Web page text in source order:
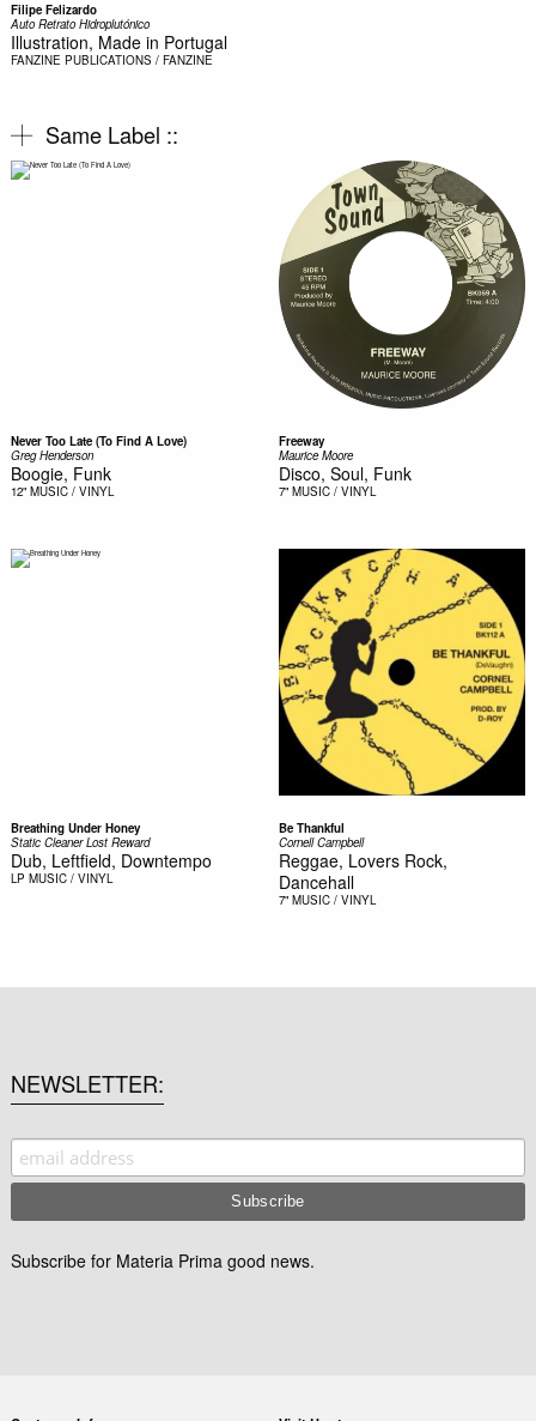
Filipe Felizardo
Auto Retrato Hidroplutónico
Illustration, Made in Portugal
FANZINE PUBLICATIONS / FANZINE
Same Label ::
Never Too Late (To Find A Love)
Greg Henderson
Boogie, Funk
12" MUSIC / VINYL
Freeway
Maurice Moore
Disco, Soul, Funk
7" MUSIC / VINYL
Breathing Under Honey
Static Cleaner Lost Reward
Dub, Leftfield, Downtempo
LP MUSIC / VINYL
Be Thankful
Cornell Campbell
Reggae, Lovers Rock,
Dancehall
7" MUSIC / VINYL
NEWSLETTER
Subscribe for Materia Prima good news.